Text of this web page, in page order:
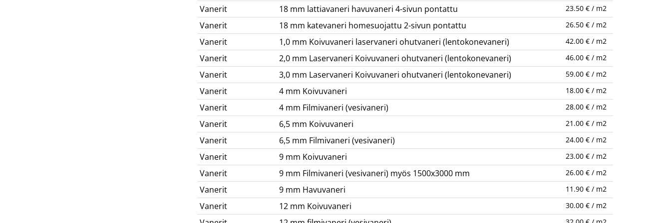
Vanerit 18 mm lattiavaneri havuvaneri 4-sivun pontattu 23.50 € / m2
Vanerit 18 mm katevaneri homesuojattu 2-sivun pontattu 26.50 € / m2
Vanerit 1,0 mm Koivuvaneri laservaneri ohutvaneri (lentokonevaneri) 42.00 € / m2
Vanerit 2,0 mm Laservaneri Koivuvaneri ohutvaneri (lentokonevaneri) 46.00 € / m2
Vanerit 3,0 mm Laservaneri Koivuvaneri ohutvaneri (lentokonevaneri) 59.00 € / m2
Vanerit 4 mm Koivuvaneri 18.00 € / m2
Vanerit 4 mm Filmivaneri (vesivaneri) 28.00 € / m2
Vanerit 6,5 mm Koivuvaneri 21.00 € / m2
Vanerit 6,5 mm Filmivaneri (vesivaneri) 24.00 € / m2
Vanerit 9 mm Koivuvaneri 23.00 € / m2
Vanerit 9 mm Filmivaneri (vesivaneri) myös 1500x3000 mm 26.00 € / m2
Vanerit 9 mm Havuvaneri 11.90 € / m2
Vanerit 12 mm Koivuvaneri 30.00 € / m2